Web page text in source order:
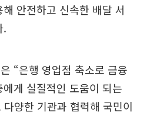
안전하고 신속한 배달 서
.
“은행 영업점 축소로 금융
게 실질적인 도움이 되는
양한 기관과 협력해 국민이